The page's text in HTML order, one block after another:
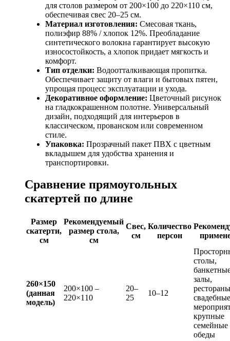
для столов размером от 200×100 до 220×110 см,
обеспечивая свес 20–25 см.
Материал изготовления: Смесовая ткань,
полиэфир 88% / хлопок 12%. Преобладание
синтетического волокна гарантирует высокую
износостойкость, а хлопок придает мягкость и
комфорт.
Тип отделки: Водоотталкивающая пропитка.
Обеспечивает защиту от влаги и бытовых пятен,
упрощая процесс эксплуатации и ухода.
Декоративное оформление: Цветочный рисунок
на гладкокрашенном полотне. Универсальный
дизайн, подходящий для интерьеров в
классическом, прованском или современном
стиле.
Упаковка: Прозрачный пакет ПВХ с цветным
вкладышем для удобства хранения и
транспортировки.
Сравнение прямоугольных
скатертей по длине
Размер
скатерти,
см
Рекомендуемый
размер стола,
см
Свес,
см
Количество
персон
260×150
(данная
модель)
200×100 –
220×110
20–
25
10–12
столы,
залы,
свадебные
крупные
семейные
обеды